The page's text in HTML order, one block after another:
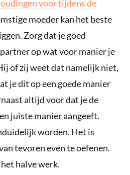
voor tijdens de
moeder kan het beste
Zorg dat je goed
op wat voor manier je
of zij weet dat namelijk niet,
je dit op een goede manier
altijd voor dat je de
juiste manier aangeeft.
worden. Het is
tevoren even te oefenen.
halve werk.